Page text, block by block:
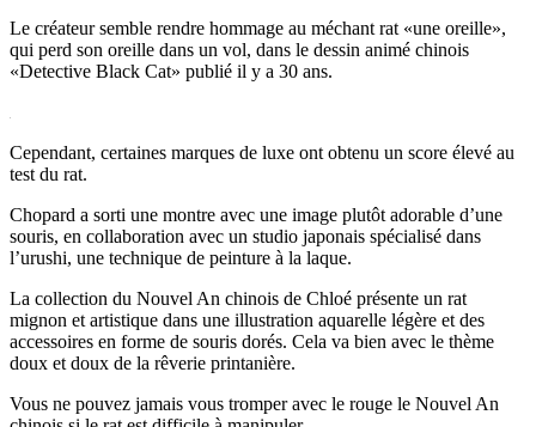
Le créateur semble rendre hommage au méchant rat «une oreille»,
qui perd son oreille dans un vol, dans le dessin animé chinois
«Detective Black Cat» publié il y a 30 ans.